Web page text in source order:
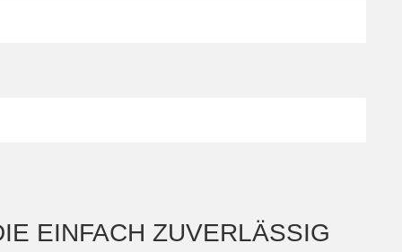
EINFACH ZUVERLÄSSIG